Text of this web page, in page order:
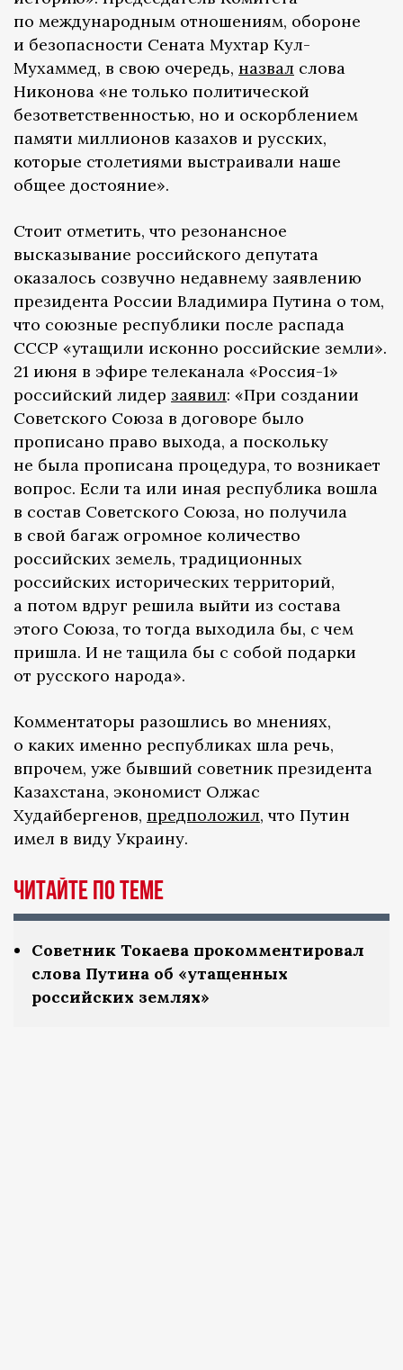
по международным отношениям, обороне
и безопасности Сената Мухтар Кул-
Мухаммед, в свою очередь, назвал слова
Никонова «не только политической
безответственностью, но и оскорблением
памяти миллионов казахов и русских,
которые столетиями выстраивали наше
общее достояние».
Стоит отметить, что резонансное
высказывание российского депутата
оказалось созвучно недавнему заявлению
президента России Владимира Путина о том,
что союзные республики после распада
СССР «утащили исконно российские земли».
21 июня в эфире телеканала «Россия-1»
российский лидер заявил: «При создании
Советского Союза в договоре было
прописано право выхода, а поскольку
не была прописана процедура, то возникает
вопрос. Если та или иная республика вошла
в состав Советского Союза, но получила
в свой багаж огромное количество
российских земель, традиционных
российских исторических территорий,
а потом вдруг решила выйти из состава
этого Союза, то тогда выходила бы, с чем
пришла. И не тащила бы с собой подарки
от русского народа».
Комментаторы разошлись во мнениях,
о каких именно республиках шла речь,
впрочем, уже бывший советник президента
Казахстана, экономист Олжас
Худайбергенов, предположил, что Путин
имел в виду Украину.
ЧИТАЙТЕ ПО ТЕМЕ
Советник Токаева прокомментировал
слова Путина об «утащенных
российских землях»